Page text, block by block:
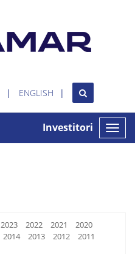
ENGLISH
Toggle
Investitori
2023 2022 2021
2020
2014 2013 2012
2011